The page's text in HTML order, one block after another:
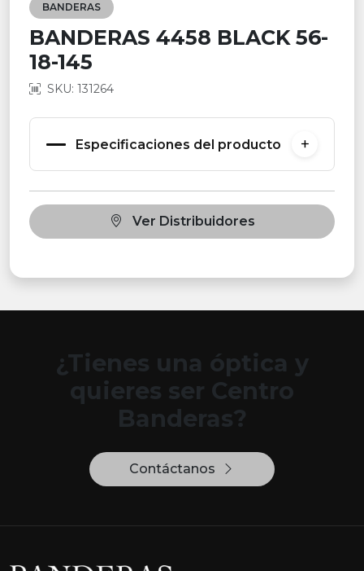
BANDERAS
BANDERAS 4458 BLACK 56-
18-145
SKU: 131264
Especificaciones del producto
Ver Distribuidores
¿Tienes una óptica y
quieres ser Centro
Banderas?
Contáctanos